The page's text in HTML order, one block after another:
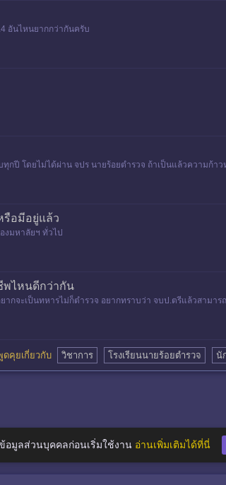
อันไหนยากกว่ากันครับ
ปี โดยไม่ได้ผ่าน จปร นายร้อยตำรวจ ถ้าเป็นแล้วความก้า
รือมีอยู่แล้ว
งมหาลัยฯ ทั่วไป
พไหนดีกว่ากัน
กจะเป็นทหารไม่ก็ตำรวจ อยากทราบว่า จบป.ตรีแล้วสามา
คุยเกี่ยวกับ วิชาการ โรงเรียนนายร้อยตำรวจ นั
อมูลส่วนบุคคลก่อนเริ่มใช้งาน อ่านเพิ่มเติมได้ที่นี่